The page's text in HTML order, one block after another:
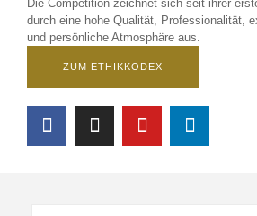
Die Competition zeichnet sich seit ihrer
durch eine hohe Qualität, Professionalität,
und persönliche Atmosphäre aus.
ZUM ETHIKKODEX